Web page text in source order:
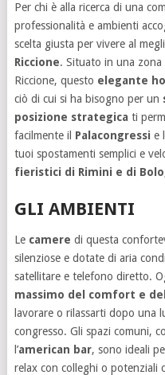
Per chi è alla ricerca di una
professionalità e ambienti
scelta giusta per vivere al
Riccione. Situato in una zona
Riccione, questo elegante
ciò di cui si ha bisogno per un
posizione strategica ti
facilmente il Palacongressi e
tuoi spostamenti semplici e
fieristici di Rimini e di
GLI AMBIENTI
Lecamere di questa
silenziose e dotate di aria
satellitare e telefono diretto.
massimo del comfort e
lavorare o rilassarti dopo una
congresso. Gli spazi comuni,
l’american bar, sono ideali
relax con colleghi o potenziali